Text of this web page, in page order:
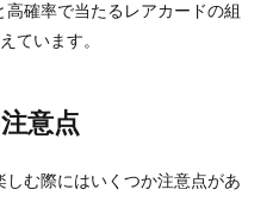
確率で当たるレアカードの組
ています。
意点
む際にはいくつか注意点があ